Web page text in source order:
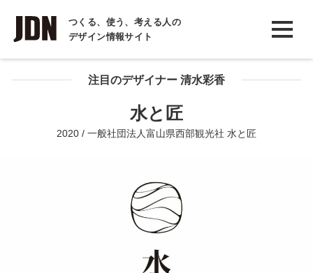
つくる、使う、考える人の
デザイン情報サイト
INTERVIEW
インタビュー
REPORT
COLUMN
注目のデザイナー 清水彩香
水と匠
2020 / 一般社団法人富山県西部観光社 水と匠